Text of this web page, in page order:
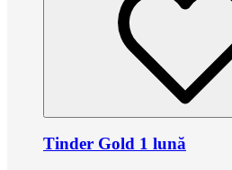
Tinder Gold 1 lună